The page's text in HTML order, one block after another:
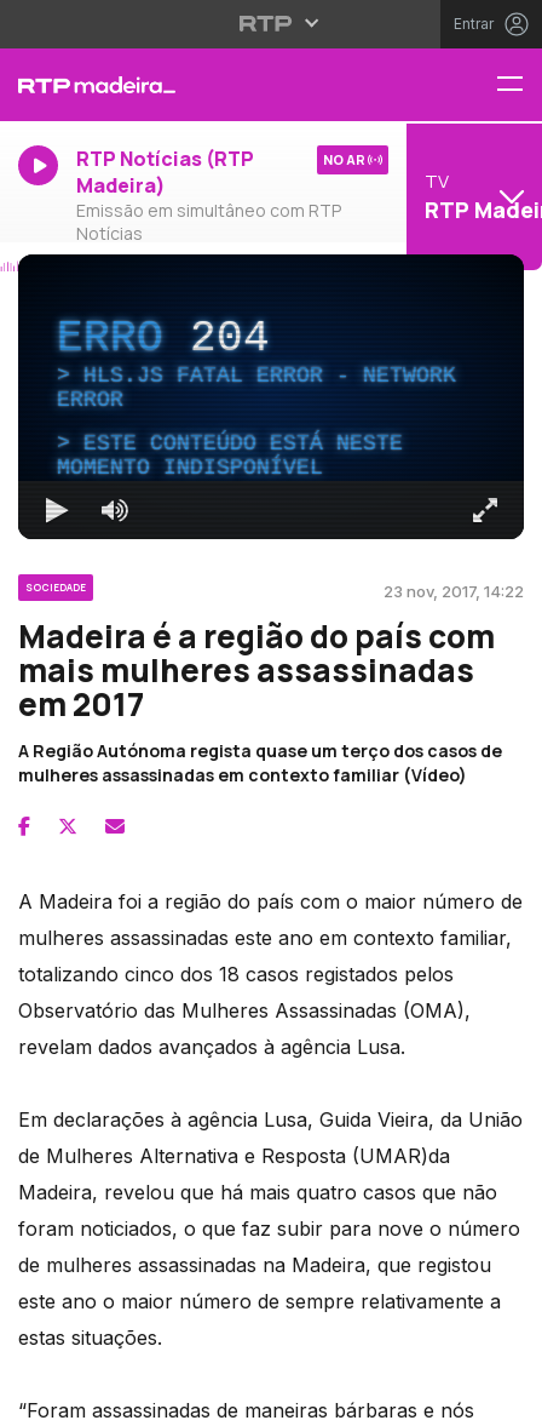
Entrar
RTP Notícias (RTP
Madeira)
Emissão em simultâneo com RTP
Notícias
NO AR
TV
RTP
ERRO204
HLS.JS FATAL ERROR - NETWORK
ERROR
ESTE CONTEÚDO ESTÁ NESTE
MOMENTO INDISPONÍVEL
SOCIEDADE 23 nov, 2017, 14:22
Madeira é a região do país com
mais mulheres assassinadas
em 2017
A Região Autónoma regista quase um terço dos casos de
mulheres assassinadas em contexto familiar (Vídeo)
A Madeira foi a região do país com o maior número de
mulheres assassinadas este ano em contexto familiar,
totalizando cinco dos 18 casos registados pelos
Observatório das Mulheres Assassinadas (OMA),
revelam dados avançados à agência Lusa.
Em declarações à agência Lusa, Guida Vieira, da União
de Mulheres Alternativa e Resposta (UMAR)da
Madeira, revelou que há mais quatro casos que não
foram noticiados, o que faz subir para nove o número
de mulheres assassinadas na Madeira, que registou
este ano o maior número de sempre relativamente a
estas situações.
“Foram assassinadas de maneiras bárbaras e nós